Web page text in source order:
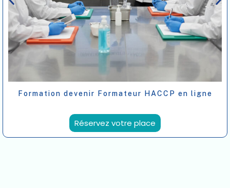
Formation devenir Formateur HACCP en ligne
Réservez votre place